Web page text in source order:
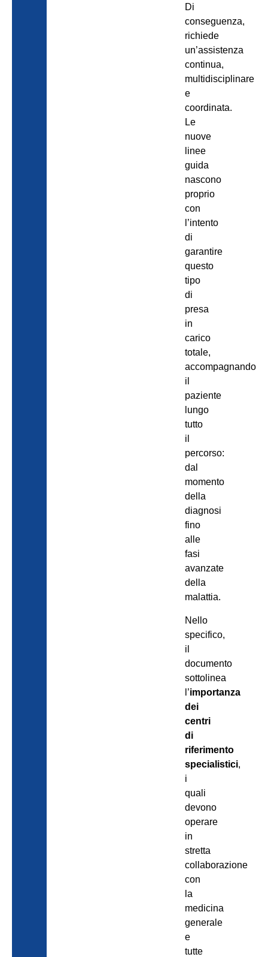
Di
conseguenza,
richiede
un’assistenza
continua,
multidisciplinare
e
coordinata.
Le
nuove
linee
guida
nascono
proprio
con
l’intento
di
garantire
questo
tipo
di
presa
in
carico
totale,
accompagnando
il
paziente
lungo
tutto
il
percorso:
dal
momento
della
diagnosi
fino
alle
fasi
avanzate
della
malattia.
Nello
specifico,
il
documento
sottolinea
l’importanza
dei
centri
di
riferimento
specialistici,
i
quali
devono
operare
in
stretta
collaborazione
con
la
medicina
generale
e
tutte